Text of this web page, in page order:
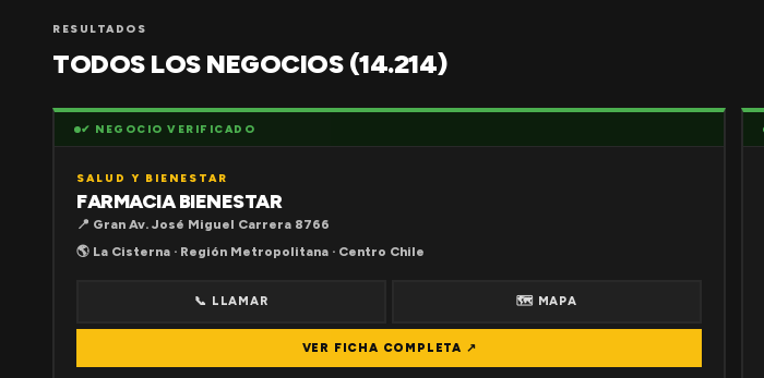
RESULTADOS
TODOS LOS NEGOCIOS (14.214)
✔ NEGOCIO VERIFICADO
SALUD Y BIENESTAR
FARMACIA BIENESTAR
📍 Gran Av. José Miguel Carrera 8766
🌎 La Cisterna · Región Metropolitana · Centro Chile
📞 LLAMAR 🗺 MAPA
VER FICHA COMPLETA ↗